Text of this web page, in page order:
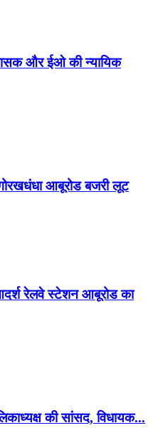
और ईओ की न्यायिक
आबूरोड बजरी लूट
रेलवे स्टेशन आबूरोड का
की सांसद, विधायक...